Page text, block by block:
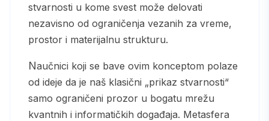
stvarnosti u kome svest može delovati
nezavisno od ograničenja vezanih za vreme,
prostor i materijalnu strukturu.
Naučnici koji se bave ovim konceptom polaze
od ideje da je naš klasični „prikaz stvarnosti“
samo ograničeni prozor u bogatu mrežu
kvantnih i informatičkih događaja. Metasfera